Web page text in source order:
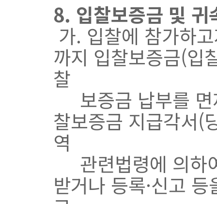
8. 입찰보증금 및 귀
가. 입찰에 참가하
까지 입찰보증금(입
찰
보증금 납부를 면
찰보증금 지급각서(
역
관련법령에 의하
받거나 등록·신고